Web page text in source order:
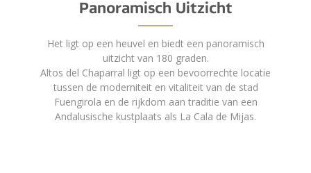
Panoramisch Uitzicht
Het ligt op een heuvel en biedt een panoramisch
uitzicht van 180 graden.
Altos del Chaparral ligt op een bevoorrechte locatie
tussen de moderniteit en vitaliteit van de stad
Fuengirola en de rijkdom aan traditie van een
Andalusische kustplaats als La Cala de Mijas.